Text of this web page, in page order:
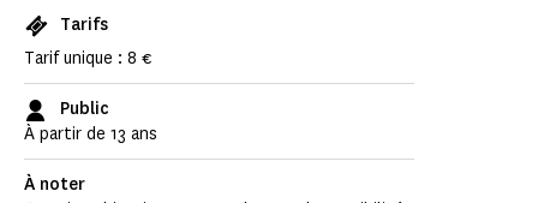
Tarifs
Tarif unique : 8 €
Public
À partir de 13 ans
À noter